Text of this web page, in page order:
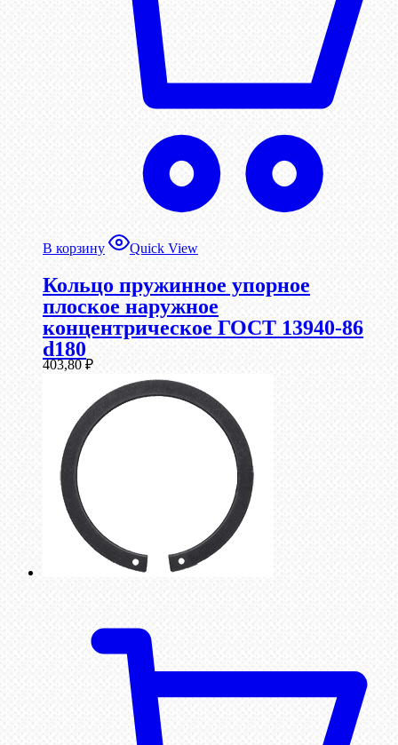
В корзину Quick View
Кольцо пружинное упорное
плоское наружное
концентрическое ГОСТ 13940-86
d180
403,80₽